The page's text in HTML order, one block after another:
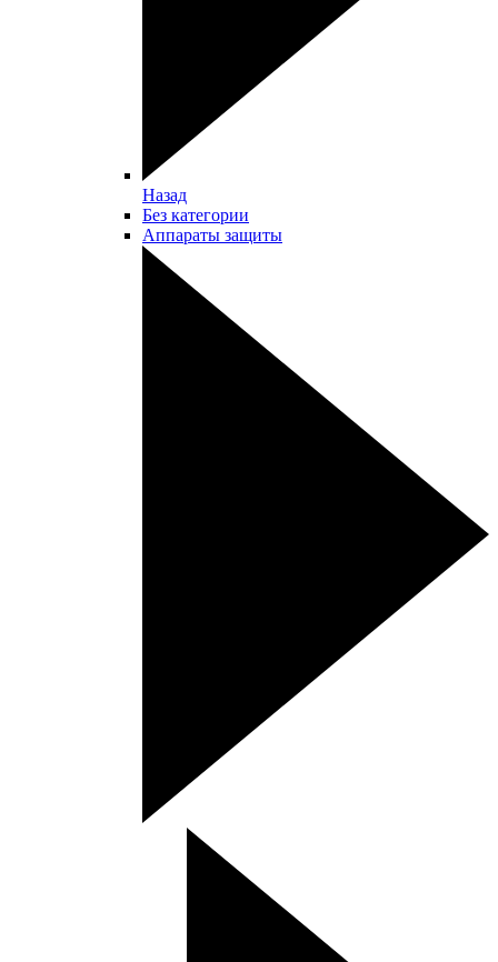
Назад
Без категории
Аппараты защиты